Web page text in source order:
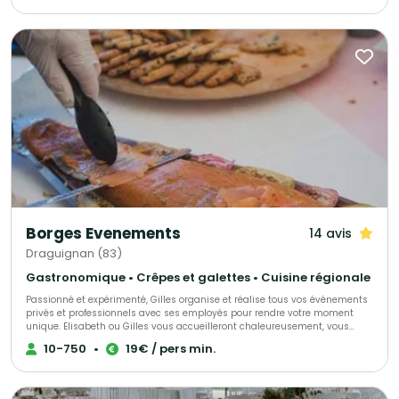
Borges Evenements 14 avis
Draguignan (83)
Gastronomique • Crêpes et galettes • Cuisine régionale
Passionné et expérimenté, Gilles organise et réalise tous vos événements
privés et professionnels avec ses employés pour rendre votre moment
unique. Elisabeth ou Gilles vous accueilleront chaleureusement, vous
proposant conseils et aides pour vous permettre de rendre ce jour parfait.
Tout est personnalisable afin que votre réception soit un succès.
10-750 • 19€ / pers min.